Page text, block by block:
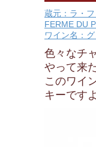
蔵元：ラ・
FERME DU
ワイン名：
色々なチ
やって来
このワイ
キーです